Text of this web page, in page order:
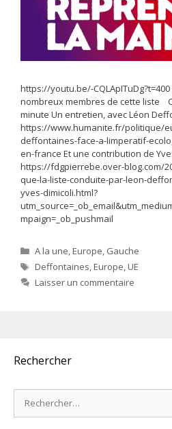
https://youtu.be/-
nombreux membres de cette liste
minute Un entretien, avec Léon
https://www.humanite.fr/politique/
deffontaines-face-a-limperatif-
en-france Et une contribution de
https://fdgpierrebe.over-blog.com/
que-la-liste-conduite-par-leon-
yves-dimicoli.html?
mpaign=_ob_pushmail
Catégories
A la une,Europe, Gauche
Étiquettes
Deffontaines,Europe,UE
Laisser un commentaire
Rechercher